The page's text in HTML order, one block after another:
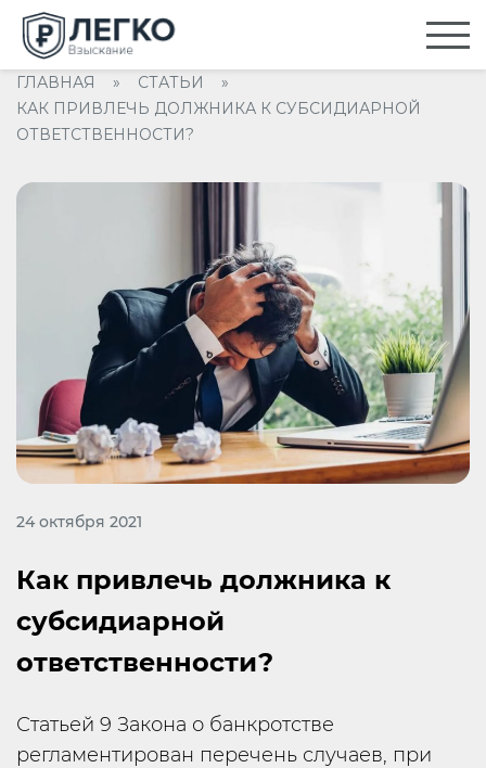
ГЛАВНАЯ » СТАТЬИ
»
КАК ПРИВЛЕЧЬ ДОЛЖНИКА К СУБСИДИАРНОЙ
ОТВЕТСТВЕННОСТИ?
24 октября 2021
Как привлечь должника к
субсидиарной
ответственности?
Статьей 9 Закона о банкротстве
регламентирован перечень случаев, при